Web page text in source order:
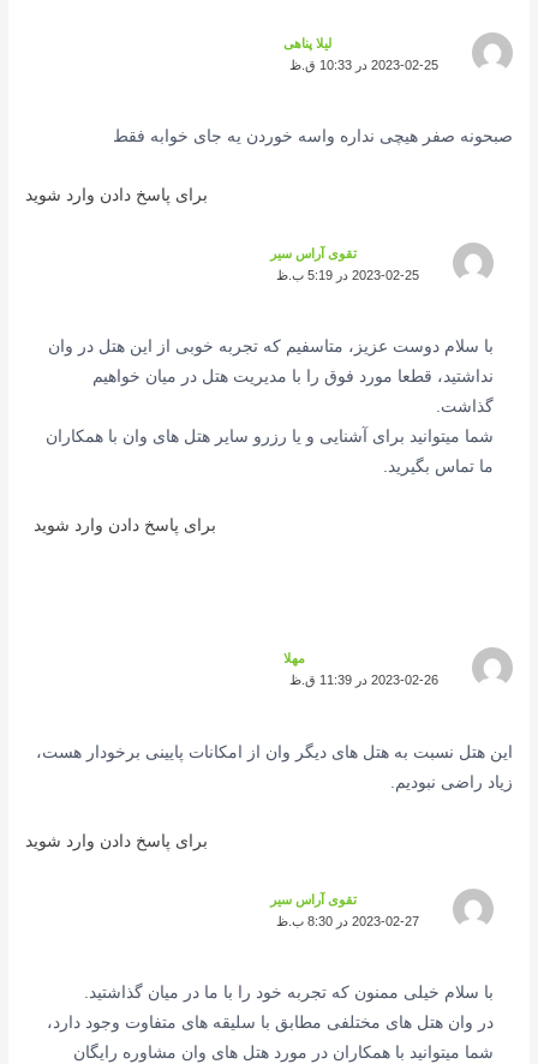
لیلا پناهی
2023-02-25 در 10:33 ق.ظ
صبحونه صفر هیچی نداره واسه خوردن یه جای خوابه فقط
برای پاسخ دادن وارد شوید
تقوی آراس سیر
2023-02-25 در 5:19 ب.ظ
با سلام دوست عزیز، متاسفیم که تجربه خوبی از این هتل در وان
نداشتید، قطعا مورد فوق را با مدیریت هتل در میان خواهیم
گذاشت.
شما میتوانید برای آشنایی و یا رزرو سایر هتل های وان با همکاران
ما تماس بگیرید.
برای پاسخ دادن وارد شوید
مهلا
2023-02-26 در 11:39 ق.ظ
این هتل نسبت به هتل های دیگر وان از امکانات پایینی برخودار هست،
زیاد راضی نبودیم.
برای پاسخ دادن وارد شوید
تقوی آراس سیر
2023-02-27 در 8:30 ب.ظ
با سلام خیلی ممنون که تجربه خود را با ما در میان گذاشتید.
در وان هتل های مختلفی مطابق با سلیقه های متفاوت وجود دارد،
شما میتوانید با همکاران در مورد هتل های وان مشاوره رایگان